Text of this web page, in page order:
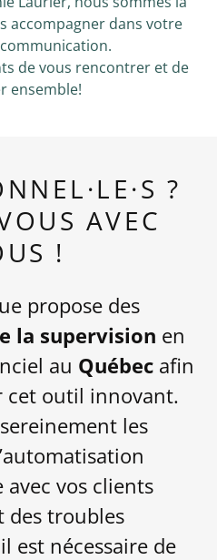
accompagner dans votre
de vous rencontrer et de
ensemble!
?
AVEC
!
propose des
la supervision en
au Québec afin
cet outil innovant.
les
vos clients
des troubles
est nécessaire de